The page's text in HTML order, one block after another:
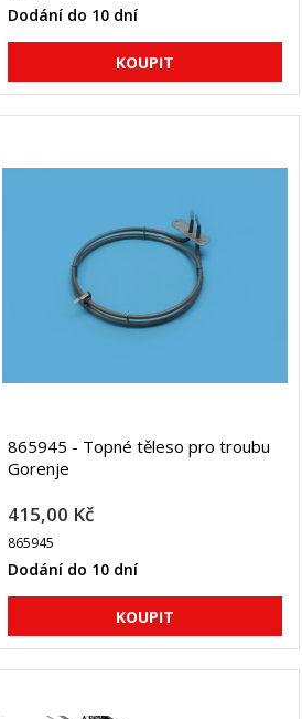
Dodání do 10 dní
865945 - Topné těleso pro troubu
Gorenje
415,00 Kč
865945
Dodání do 10 dní